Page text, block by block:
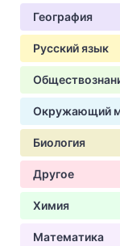
География
Русский язык
Окружающий
Биология
Другое
Химия
Математика